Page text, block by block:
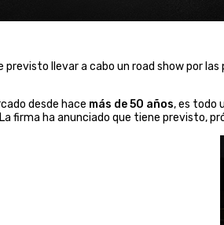
previsto llevar a cabo un road show por
desde hace más de 50 años, es todo
firma ha anunciado que tiene previsto,